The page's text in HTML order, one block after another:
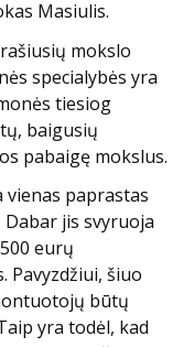
Masiulis.
mokslo
specialybės yra
tiesiog
baigusių
pabaigę mokslus.
paprastas
jis svyruoja
eurų
Pavyzdžiui, šiuo
būtų
yra todėl, kad